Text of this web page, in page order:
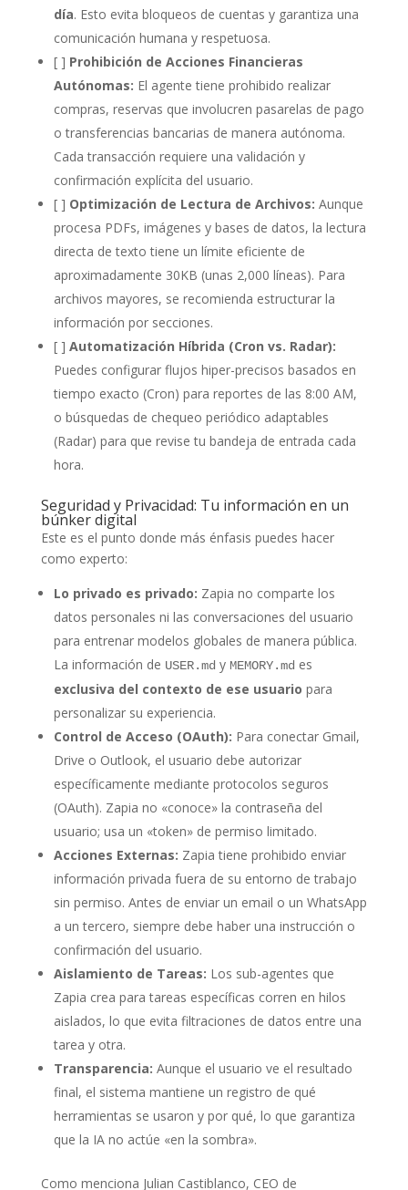
día. Esto evita bloqueos de cuentas y garantiza una
comunicación humana y respetuosa.
[ ] Prohibición de Acciones Financieras
Autónomas: El agente tiene prohibido realizar
compras, reservas que involucren pasarelas de pago
o transferencias bancarias de manera autónoma.
Cada transacción requiere una validación y
confirmación explícita del usuario.
[ ] Optimización de Lectura de Archivos: Aunque
procesa PDFs, imágenes y bases de datos, la lectura
directa de texto tiene un límite eficiente de
aproximadamente 30KB (unas 2,000 líneas). Para
archivos mayores, se recomienda estructurar la
información por secciones.
[ ] Automatización Híbrida (Cron vs. Radar):
Puedes configurar flujos hiper-precisos basados en
tiempo exacto (Cron) para reportes de las 8:00 AM,
o búsquedas de chequeo periódico adaptables
(Radar) para que revise tu bandeja de entrada cada
hora.
Seguridad y Privacidad: Tu información en un
búnker digital
Este es el punto donde más énfasis puedes hacer
como experto:
Lo privado es privado: Zapia no comparte los
datos personales ni las conversaciones del usuario
para entrenar modelos globales de manera pública.
La información de USER.md y MEMORY.md es
exclusiva del contexto de ese usuario para
personalizar su experiencia.
Control de Acceso (OAuth): Para conectar Gmail,
Drive o Outlook, el usuario debe autorizar
específicamente mediante protocolos seguros
(OAuth). Zapia no «conoce» la contraseña del
usuario; usa un «token» de permiso limitado.
Acciones Externas: Zapia tiene prohibido enviar
información privada fuera de su entorno de trabajo
sin permiso. Antes de enviar un email o un WhatsApp
a un tercero, siempre debe haber una instrucción o
confirmación del usuario.
Aislamiento de Tareas: Los sub-agentes que
Zapia crea para tareas específicas corren en hilos
aislados, lo que evita filtraciones de datos entre una
tarea y otra.
Transparencia: Aunque el usuario ve el resultado
final, el sistema mantiene un registro de qué
herramientas se usaron y por qué, lo que garantiza
que la IA no actúe «en la sombra».
Como menciona Julian Castiblanco, CEO de